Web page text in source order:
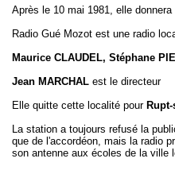
Après le 10 mai 1981, elle
Radio Gué Mozot est une radio
Maurice CLAUDEL, Stéphane
Jean MARCHAL est le directeur
Elle quitte cette localité pour
La station a toujours refusé la
que de l'accordéon, mais la radio
son antenne aux écoles de la ville